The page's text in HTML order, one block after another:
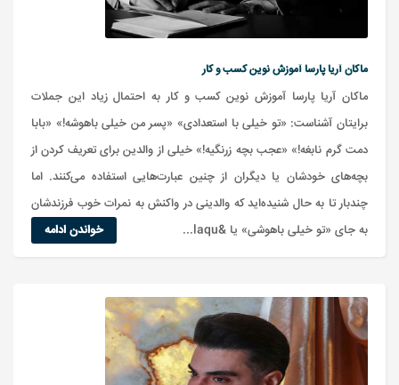
ماکان آریا پارسا آموزش نوین کسب و کار
ماکان آریا پارسا آموزش نوین کسب و کار به احتمال زیاد این جملات
برایتان آشناست: «تو خیلی با استعدادی» «پسر من خیلی باهوشه!» «بابا
دمت گرم نابغه!» «عجب بچه زرنگیه!» خیلی از والدین برای تعریف کردن از
بچه‌های خودشان یا دیگران از چنین عبارت‌هایی استفاده می‌کنند. اما
چندبار تا به حال شنیده‌اید که والدینی در واکنش به نمرات خوب فرزندشان
به جای «تو خیلی باهوشی» یا &laqu...
خواندن ادامه